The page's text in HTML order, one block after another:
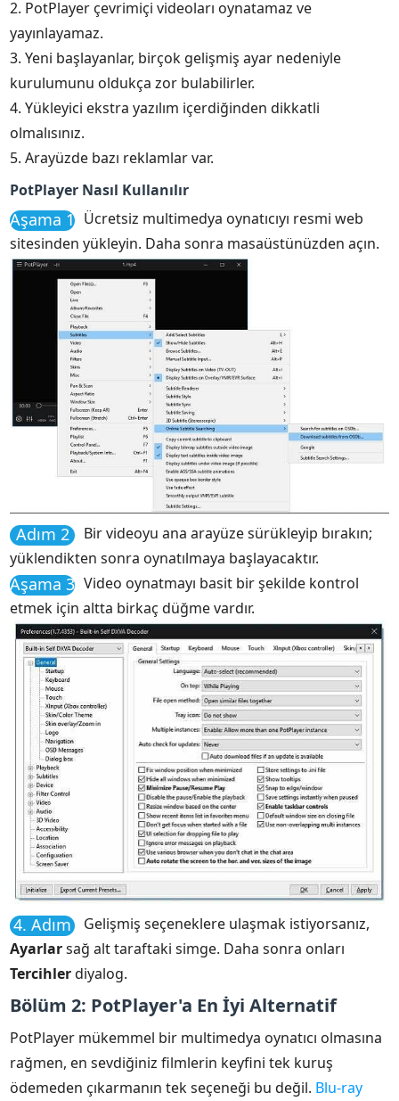
2. PotPlayer çevrimiçi videoları oynatamaz ve
yayınlayamaz.
3. Yeni başlayanlar, birçok gelişmiş ayar nedeniyle
kurulumunu oldukça zor bulabilirler.
4. Yükleyici ekstra yazılım içerdiğinden dikkatli
olmalısınız.
5. Arayüzde bazı reklamlar var.
PotPlayer Nasıl Kullanılır
Aşama 1 Ücretsiz multimedya oynatıcıyı resmi web
sitesinden yükleyin. Daha sonra masaüstünüzden açın.
Adım 2
Bir videoyu ana arayüze sürükleyip bırakın;
yüklendikten sonra oynatılmaya başlayacaktır.
Aşama 3 Video oynatmayı basit bir şekilde kontrol
etmek için altta birkaç düğme vardır.
4. Adım
Gelişmiş seçeneklere ulaşmak istiyorsanız,
Ayarlarsağ alt taraftaki simge. Daha sonra onları
Tercihlerdiyalog.
Bölüm 2: PotPlayer'a En İyi Alternatif
PotPlayer mükemmel bir multimedya oynatıcı olmasına
rağmen, en sevdiğiniz filmlerin keyfini tek kuruş
ödemeden çıkarmanın tek seçeneği bu değil. Blu-ray